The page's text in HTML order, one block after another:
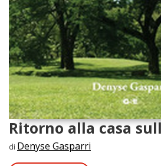
Ritorno alla casa
di Denyse Gasparri